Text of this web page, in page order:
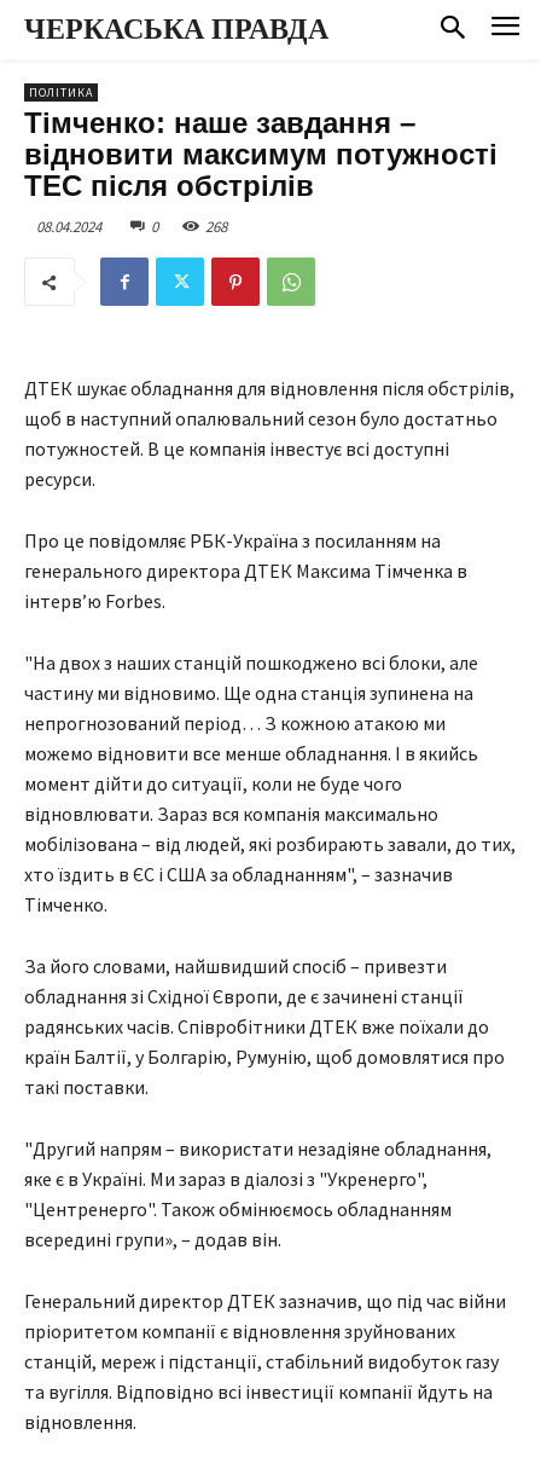
ЧЕРКАСЬКА ПРАВДА
ПОЛІТИКА
Тімченко: наше завдання –
відновити максимум потужності
ТЕС після обстрілів
08.04.2024 0 268
ДТЕК шукає обладнання для відновлення після обстрілів,
щоб в наступний опалювальний сезон було достатньо
потужностей. В це компанія інвестує всі доступні
ресурси.
Про це повідомляє РБК-Україна з посиланням на
генерального директора ДТЕК Максима Тімченка в
інтервʼю Forbes.
"На двох з наших станцій пошкоджено всі блоки, але
частину ми відновимо. Ще одна станція зупинена на
непрогнозований період… З кожною атакою ми
можемо відновити все менше обладнання. І в якийсь
момент дійти до ситуації, коли не буде чого
відновлювати. Зараз вся компанія максимально
мобілізована – від людей, які розбирають завали, до тих,
хто їздить в ЄС і США за обладнанням", – зазначив
Тімченко.
За його словами, найшвидший спосіб – привезти
обладнання зі Східної Європи, де є зачинені станції
радянських часів. Співробітники ДТЕК вже поїхали до
країн Балтії, у Болгарію, Румунію, щоб домовлятися про
такі поставки.
"Другий напрям – використати незадіяне обладнання,
яке є в Україні. Ми зараз в діалозі з "Укренерго",
"Центренерго". Також обмінюємось обладнанням
всередині групи», – додав він.
Генеральний директор ДТЕК зазначив, що під час війни
пріоритетом компанії є відновлення зруйнованих
станцій, мереж і підстанції, стабільний видобуток газу
та вугілля. Відповідно всі інвестиції компанії йдуть на
відновлення.